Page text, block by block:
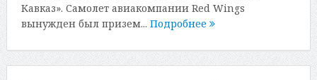
Кавказ». Самолет авиакомпании Red Wings
вынужден был призем... Подробнее